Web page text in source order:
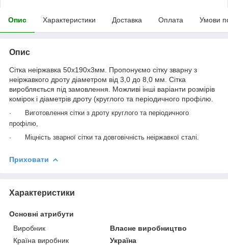
Опис Характеристики Доставка Оплата Умови
Опис
Сітка неіржавка 50х190х3мм. Пропонуємо сітку зварну з
неіржавкого дроту діаметром від 3,0 до 8,0 мм. Сітка
виробляється під замовлення. Можливі інші варіанти розмірів
комірок і діаметрів дроту (круглого та періодичного профілю.
·
Виготовлення сітки з дроту круглого та періодичного
профілю,
·
Міцність зварної сітки та довговічність неіржавкої сталі.
Приховати
Характеристики
Основні атрибути
Виробник
Власне виробництво
Країна виробник
Україна